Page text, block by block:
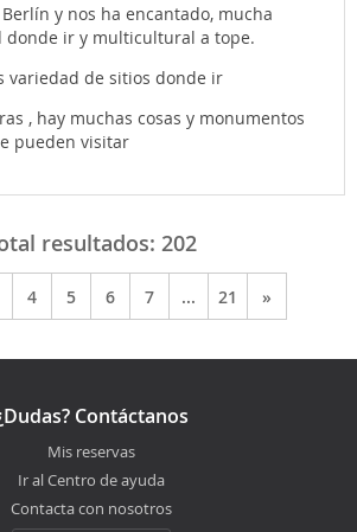
y nos ha encantado, mucha
donde ir y multicultural a tope.
variedad de sitios donde ir
, hay muchas cosas y monumentos
pueden visitar
resultados: 202
4 5 6 7 ... 21 »
Contáctanos
Mis reservas
Ir al Centro de ayuda
Contacta con nosotros